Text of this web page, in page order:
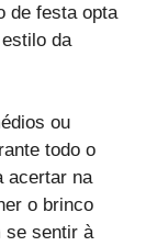
de festa opta
da
ou
todo o
acertar na
o brinco
se sentir à